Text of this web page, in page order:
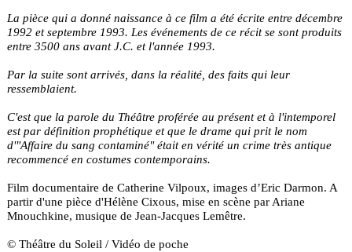
La pièce qui a donné naissance à ce film a été écrite entre décembre
1992 et septembre 1993. Les événements de ce récit se sont produits
entre 3500 ans avant J.C. et l'année 1993.
Par la suite sont arrivés, dans la réalité, des faits qui leur
ressemblaient.
C'est que la parole du Théâtre proférée au présent et à l'intemporel
est par définition prophétique et que le drame qui prit le nom
d'"Affaire du sang contaminé" était en vérité un crime très antique
recommencé en costumes contemporains.
Film documentaire de Catherine Vilpoux, images d’Eric Darmon. A
partir d'une pièce d'Hélène Cixous, mise en scène par Ariane
Mnouchkine, musique de Jean-Jacques Lemêtre.
© Théâtre du Soleil / Vidéo de poche